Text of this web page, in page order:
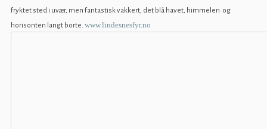
fryktet sted i uvær, men fantastisk vakkert, det blå havet, himmelen og
horisonten langt borte. www.lindesnesfyr.no